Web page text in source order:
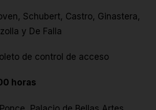
Schubert, Castro, Ginastera,
y De Falla
de control de acceso
horas